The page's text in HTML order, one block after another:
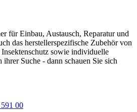
für Einbau, Austausch, Reparatur und
das herstellerspezifische Zubehör von
sowie individuelle
Suche - dann schauen Sie sich
00